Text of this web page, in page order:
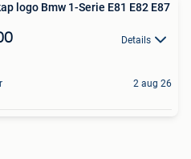
logo Bmw 1-Serie E81 E82 E87
Details
2 aug 26